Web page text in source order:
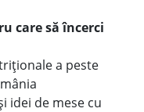
care să încerci
a peste
idei de mese cu